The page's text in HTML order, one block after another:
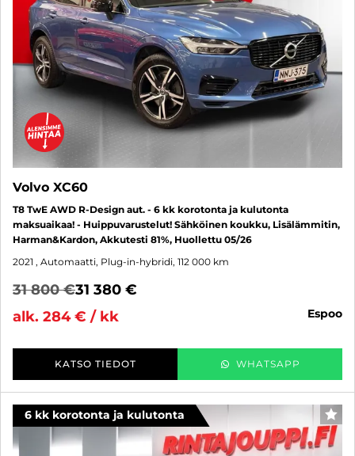
Volvo XC60
T8 TwE AWD R-Design aut. - 6 kk korotonta ja kulutonta
maksuaikaa! - Huippuvarustelut! Sähköinen koukku, Lisälämmitin,
Harman&Kardon, Akkutesti 81%, Huollettu 05/26
2021 , Automaatti, Plug-in-hybridi, 112 000 km
31 800 €31 380 €
alk. 284 € / kk
espoo
KATSO TIEDOT WHATSAPP
6 kk korotonta ja kulutonta